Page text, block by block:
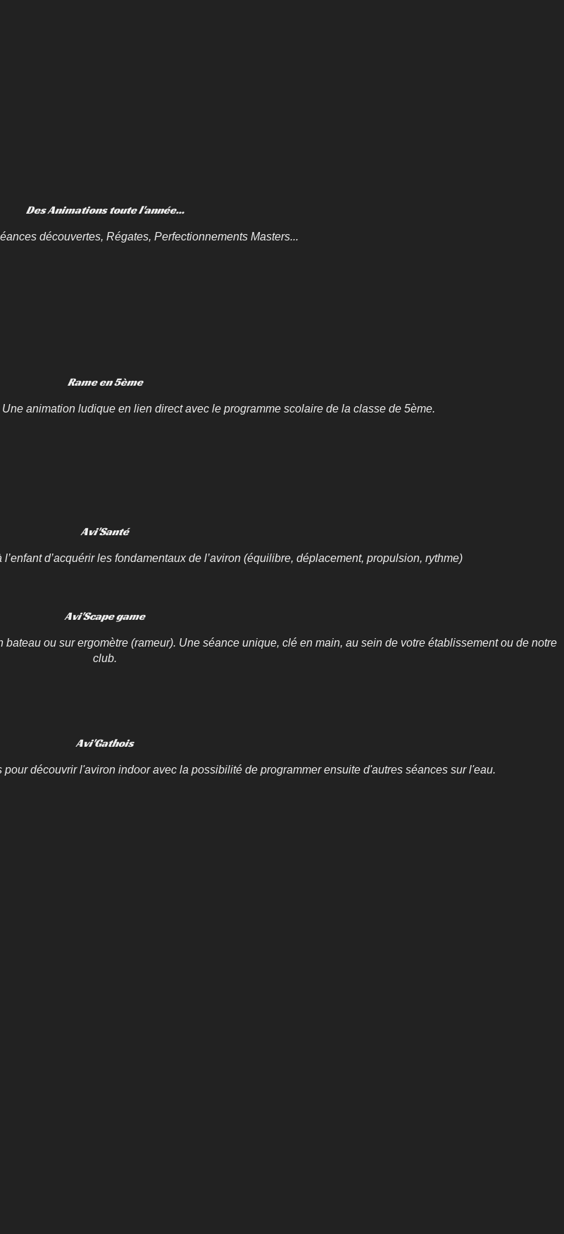
Des Animations toute l'année...
découvertes, Régates, Perfectionnements Masters...
Rame en 5ème
animation ludique en lien direct avec le programme scolaire de la classe de 5ème.
Avi'Santé
d’acquérir les fondamentaux de l’aviron (équilibre, déplacement, propulsion, rythme)
Avi'Scape game
ou sur ergomètre (rameur). Une séance unique, clé en main, au sein de votre établissement ou de notre
club.
Avi'Gathois
découvrir l'aviron indoor avec la possibilité de programmer ensuite d'autres séances sur l'eau.